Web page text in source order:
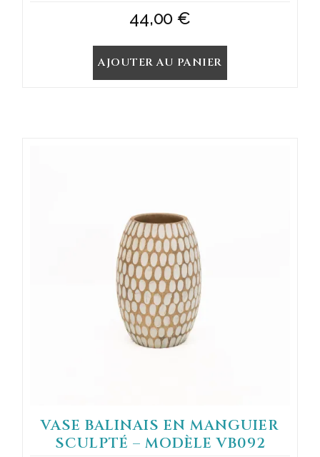
44,00 €
AJOUTER AU PANIER
VASE BALINAIS EN MANGUIER
SCULPTÉ – MODÈLE VB092